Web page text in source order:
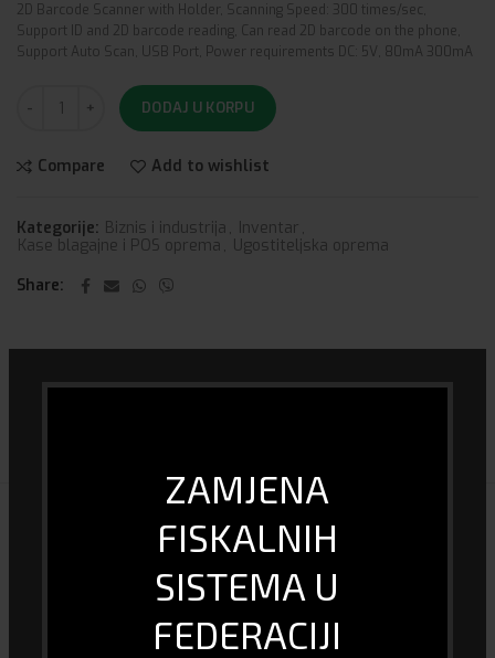
ZAMJENA
FISKALNIH
SISTEMA U
FEDERACIJI
2D Barcode Scanner with Holder, Scanning Speed: 300 times/sec,
Support ID and 2D barcode reading, Can read 2D barcode on the phone,
Support Auto Scan, USB Port, Power requirements DC: 5V, 80mA 300mA
DODAJ U KORPU
Compare Add to wishlist
Kategorije: Biznis i industrija , Inventar ,
Kase blagajne i POS oprema , Ugostiteljska oprema
Share